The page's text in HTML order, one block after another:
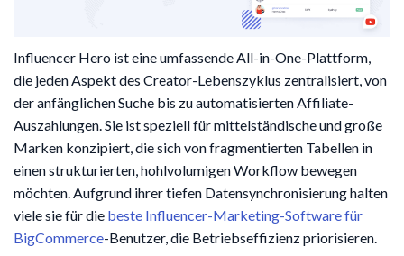
Influencer Hero ist eine umfassende All-in-One-Plattform,
die jeden Aspekt des Creator-Lebenszyklus zentralisiert, von
der anfänglichen Suche bis zu automatisierten Affiliate-
Auszahlungen. Sie ist speziell für mittelständische und große
Marken konzipiert, die sich von fragmentierten Tabellen in
einen strukturierten, hohlvolumigen Workflow bewegen
möchten. Aufgrund ihrer tiefen Datensynchronisierung halten
viele sie für die beste Influencer-Marketing-Software für
BigCommerce-Benutzer, die Betriebseffizienz priorisieren.